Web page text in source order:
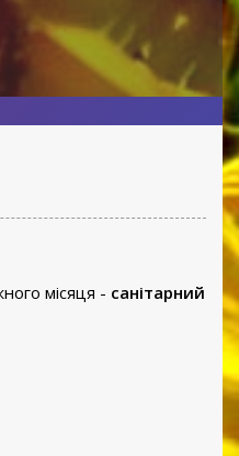
місяця - санітарний